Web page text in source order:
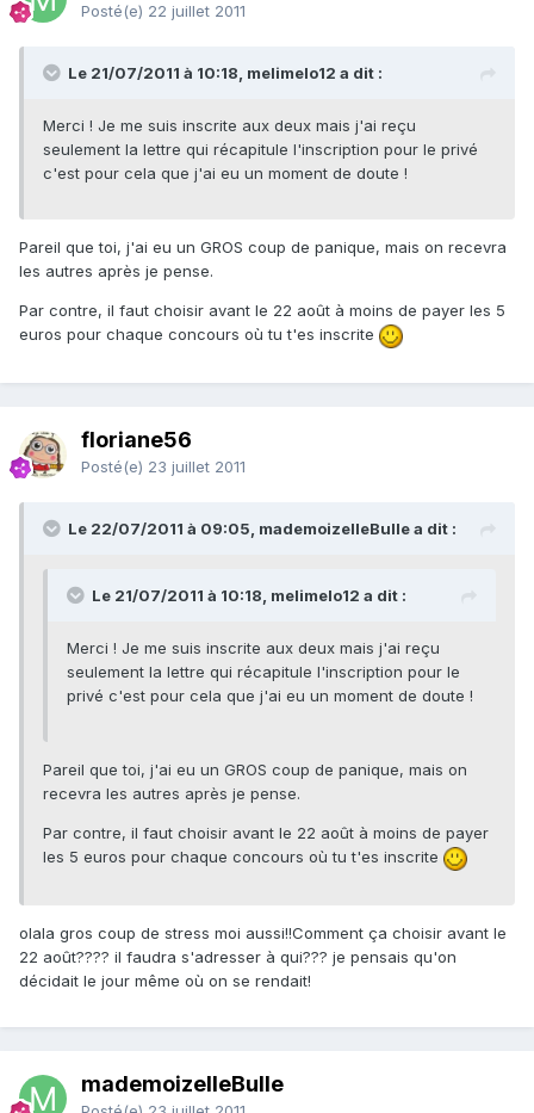
Posté(e) 22 juillet 2011
Le 21/07/2011 à 10:18, melimelo12 a dit :
Merci ! Je me suis inscrite aux deux mais j'ai reçu
seulement la lettre qui récapitule l'inscription pour le privé
c'est pour cela que j'ai eu un moment de doute !
Pareil que toi, j'ai eu un GROS coup de panique, mais on recevra
les autres après je pense.
Par contre, il faut choisir avant le 22 août à moins de payer les 5
euros pour chaque concours où tu t'es inscrite
floriane56
Posté(e) 23 juillet 2011
Le 22/07/2011 à 09:05, mademoizelleBulle a dit :
Le 21/07/2011 à 10:18, melimelo12 a dit :
Merci ! Je me suis inscrite aux deux mais j'ai reçu
seulement la lettre qui récapitule l'inscription pour le
privé c'est pour cela que j'ai eu un moment de doute !
Pareil que toi, j'ai eu un GROS coup de panique, mais on
recevra les autres après je pense.
Par contre, il faut choisir avant le 22 août à moins de payer
les 5 euros pour chaque concours où tu t'es inscrite
olala gros coup de stress moi aussi!!Comment ça choisir avant le
22 août???? il faudra s'adresser à qui??? je pensais qu'on
décidait le jour même où on se rendait!
mademoizelleBulle